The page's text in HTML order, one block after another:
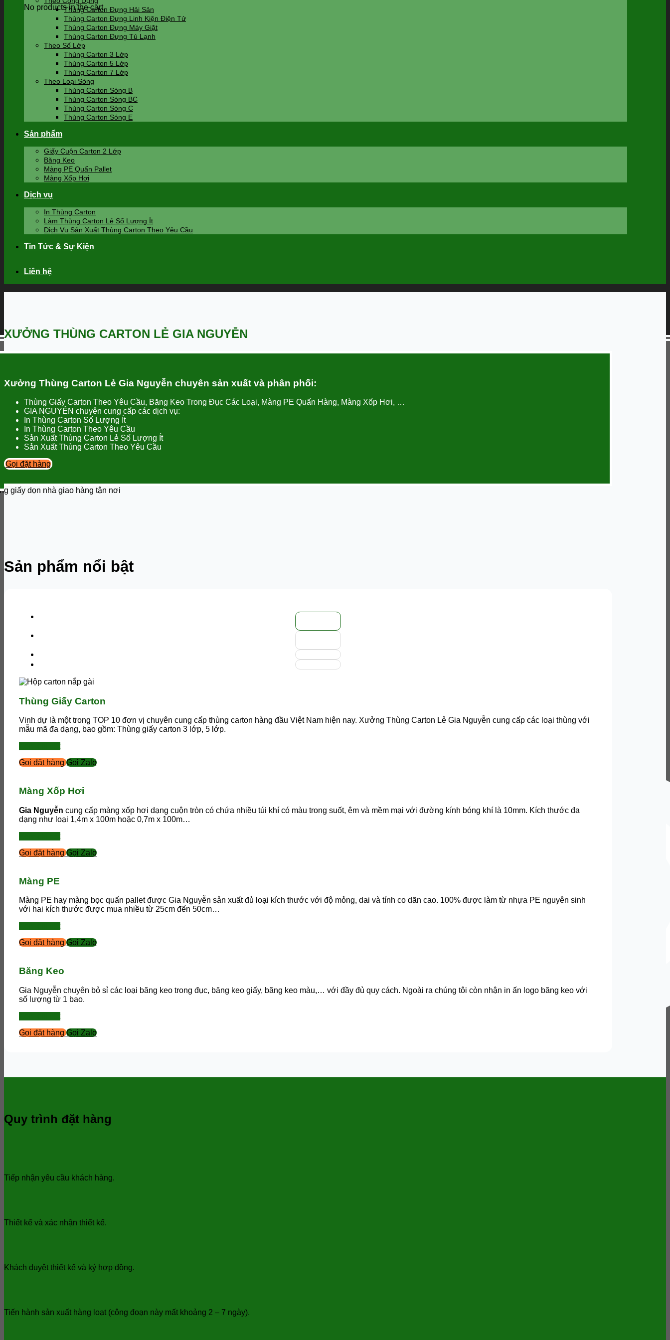
No products in the cart.
Thùng Carton Đựng Hải Sản
Thùng Carton Đựng Linh Kiện Điện Tử
Thùng Carton Đựng Máy Giặt
Thùng Carton Đựng Tủ Lạnh
Theo Số Lớp
Thùng Carton 3 Lớp
Thùng Carton 5 Lớp
Thùng Carton 7 Lớp
Theo Loại Sóng
Thùng Carton Sóng B
Thùng Carton Sóng BC
Thùng Carton Sóng C
Thùng Carton Sóng E
Sản phẩm
Giấy Cuộn Carton 2 Lớp
Băng Keo
Màng PE Quấn Pallet
Màng Xốp Hơi
Dịch vụ
In Thùng Carton
Làm Thùng Carton Lẻ Số Lượng Ít
Dịch Vụ Sản Xuất Thùng Carton Theo Yêu Cầu
Tin Tức & Sự Kiện
Liên hệ
XƯỞNG THÙNG CARTON LẺ GIA NGUYỄN
Xưởng Thùng Carton Lẻ Gia Nguyễn chuyên sản xuất và phân phối:
Thùng Giấy Carton Theo Yêu Cầu, Băng Keo Trong Đục Các Loại, Màng PE Quấn Hàng, Màng Xốp Hơi, …
GIA NGUYỄN chuyên cung cấp các dịch vụ:
In Thùng Carton Số Lượng Ít
In Thùng Carton Theo Yêu Cầu
Sản Xuất Thùng Carton Lẻ Số Lượng Ít
Sản Xuất Thùng Carton Theo Yêu Cầu
Gọi đặt hàng
Sản phẩm nổi bật
Thùng Giấy Carton
Vinh dự là một trong TOP 10 đơn vị chuyên cung cấp thùng carton hàng đầu Việt Nam hiện nay. Xưởng Thùng Carton Lẻ Gia Nguyễn cung cấp các loại thùng với
mẫu mã đa dạng, bao gồm: Thùng giấy carton 3 lớp, 5 lớp.
Gọi đặt hàng Gọi Zalo
Màng Xốp Hơi
Gia Nguyễn cung cấp màng xốp hơi dạng cuộn tròn có chứa nhiều túi khí có màu trong suốt, êm và mềm mại với đường kính bóng khí là 10mm. Kích thước đa
dạng như loại 1,4m x 100m hoặc 0,7m x 100m…
Gọi đặt hàng Gọi Zalo
Màng PE
Màng PE hay màng bọc quấn pallet được Gia Nguyễn sản xuất đủ loại kích thước với độ mỏng, dai và tính co dãn cao. 100% được làm từ nhựa PE nguyên sinh
với hai kích thước được mua nhiều từ 25cm đến 50cm…
Gọi đặt hàng Gọi Zalo
Băng Keo
Gia Nguyễn chuyên bỏ sỉ các loại băng keo trong đục, băng keo giấy, băng keo màu,… với đầy đủ quy cách. Ngoài ra chúng tôi còn nhận in ấn logo băng keo với
số lượng từ 1 bao.
Gọi đặt hàng Gọi Zalo
Quy trình đặt hàng
Tiếp nhận yêu cầu khách hàng.
Thiết kế và xác nhận thiết kế.
Khách duyệt thiết kế và ký hợp đồng.
Tiến hành sản xuất hàng loạt (công đoạn này mất khoảng 2 – 7 ngày).